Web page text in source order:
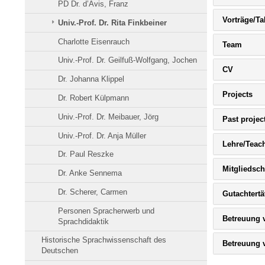
PD Dr. d’Avis, Franz
Univ.-Prof. Dr. Rita Finkbeiner
Charlotte Eisenrauch
Univ.-Prof. Dr. Geilfuß-Wolfgang, Jochen
Dr. Johanna Klippel
Dr. Robert Külpmann
Univ.-Prof. Dr. Meibauer, Jörg
Univ.-Prof. Dr. Anja Müller
Dr. Paul Reszke
Dr. Anke Sennema
Dr. Scherer, Carmen
Personen Spracherwerb und
Sprachdidaktik
Historische Sprachwissenschaft des
Deutschen
Vorträge/
TeamBitte
Button
Inhalt
bzw.
CVBitte
Button
klicken,
um
Inhalt
bzw.
zu
ProjectsBitte
um
Past
Lehre/
Betreuung
Betreuung